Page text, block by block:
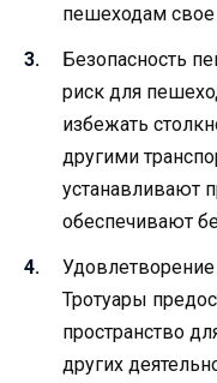
пешеходам свое
Безопасность
риск для
избежать
другими
устанавливают
обеспечивают
Тротуары
пространство
других